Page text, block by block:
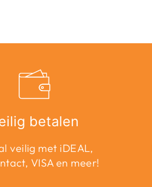
betalen
veilig met iDEAL,
VISA en meer!